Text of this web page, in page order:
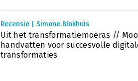
Recensie | Simone Blokhuis
Uit het transformatiemoeras //
handvatten voor succesvolle
transformaties